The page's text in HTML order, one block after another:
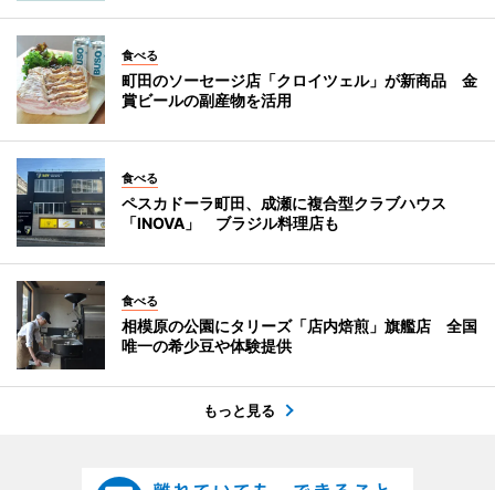
食べる
町田のソーセージ店「クロイツェル」が新商品 金
賞ビールの副産物を活用
食べる
ペスカドーラ町田、成瀬に複合型クラブハウス
「INOVA」 ブラジル料理店も
食べる
相模原の公園にタリーズ「店内焙煎」旗艦店 全国
唯一の希少豆や体験提供
もっと見る